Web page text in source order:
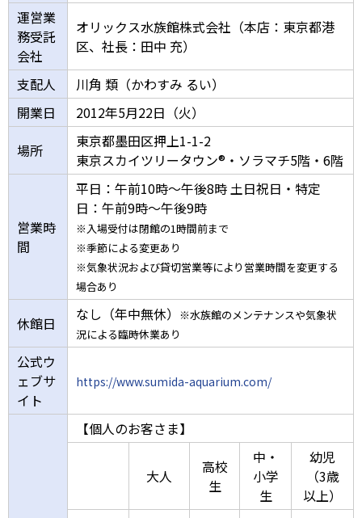
運営業
務受託
会社
オリックス水族館株式会社（本店：東京都港
区、社長：田中 充）
支配人
川角 類（かわすみ るい）
開業日
2012年5月22日（火）
場所
東京都墨田区押上1-1-2
東京スカイツリータウン®・ソラマチ5階・6階
営業時
間
平日：午前10時～午後8時 土日祝日・特定
日：午前9時～午後9時
※入場受付は閉館の1時間前まで
※季節による変更あり
※気象状況および貸切営業等により営業時間を変更する
場合あり
休館日 なし（年中無休）
※水族館のメンテナンスや気象状
況による臨時休業あり
公式ウ
ェブサ
イト
https://www.sumida-aquarium.com/
【個人のお客さま】
大人
高校
生
中・
小学
生
幼児
（3歳
以上）